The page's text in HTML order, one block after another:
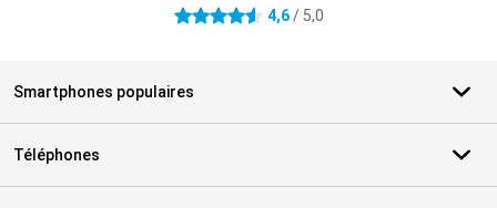
4.6 étoiles 4,6/ 5,0
Smartphones populaires
Téléphones